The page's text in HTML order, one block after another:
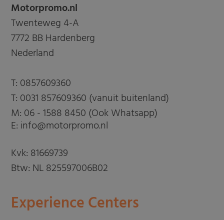
Motorpromo.nl
Twenteweg 4-A
7772 BB Hardenberg
Nederland
T: 0857609360
T: 0031 857609360 (vanuit buitenland)
M: 06 - 1588 8450 (Ook Whatsapp)
E: info@motorpromo.nl
Kvk: 81669739
Btw: NL 825597006B02
Experience Centers